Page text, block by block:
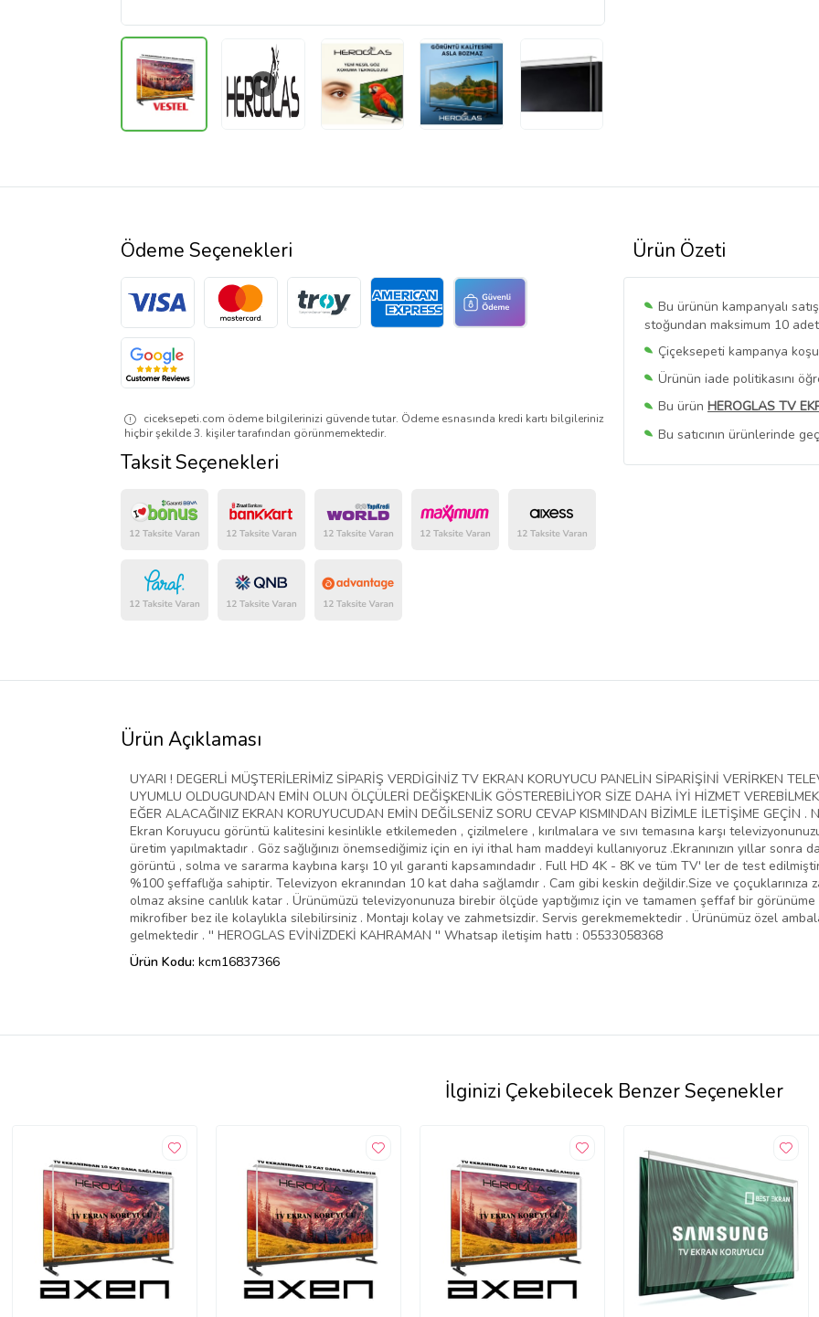
Ürün Özeti
Bu ürünün kampanyalı
stoğundan maksimum 10
Çiçeksepeti kampanya
Ürünün iade politikasını
Bu ürün HEROGLAS TV
Bu satıcının ürünlerinde
Bu SatıcınınTüm
Ödeme Seçenekleri
ciceksepeti.com ödeme bilgilerinizi güvende tutar. Ödeme esnasında kredi kartı bilgileriniz
hiçbir şekilde 3. kişiler tarafından görünmemektedir.
Taksit Seçenekleri
Ürün Açıklaması
UYARI ! DEGERLİ MÜŞTERİLERİMİZ SİPARİŞ VERDİGİNİZ TV EKRAN KORUYUCU PANELİN SİPARİŞİNİ VERİRKEN
UYUMLU OLDUGUNDAN EMİN OLUN ÖLÇÜLERİ DEĞİŞKENLİK GÖSTEREBİLİYOR SİZE DAHA İYİ HİZMET
EĞER ALACAĞINIZ EKRAN KORUYUCUDAN EMİN DEĞİLSENİZ SORU CEVAP KISMINDAN BİZİMLE İLETİŞİME GEÇİN
Ekran Koruyucu görüntü kalitesini kesinlikle etkilemeden , çizilmelere , kırılmalara ve sıvı temasına karşı
üretim yapılmaktadır . Göz sağlığınızı önemsediğimiz için en iyi ithal ham maddeyi kullanıyoruz .Ekranınızın yıllar
görüntü , solma ve sararma kaybına karşı 10 yıl garanti kapsamındadır . Full HD 4K - 8K ve tüm TV' ler de test edilmiştir
%100 şeffaflığa sahiptir. Televizyon ekranından 10 kat daha sağlamdır . Cam gibi keskin değildir.Size ve
olmaz aksine canlılık katar . Ürünümüzü televizyonunuza birebir ölçüde yaptığımız için ve tamamen şeffaf bir
mikrofiber bez ile kolaylıkla silebilirsiniz . Montajı kolay ve zahmetsizdir. Servis gerekmemektedir . Ürünümüz özel
gelmektedir . '' HEROGLAS EVİNİZDEKİ KAHRAMAN '' Whatsap iletişim hattı : 05533058368
Ürün Kodu: kcm16837366
İlginizi Çekebilecek Benzer Seçenekler